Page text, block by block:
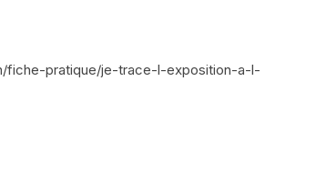
fiche-pratique/je-trace-l-exposition-a-l-